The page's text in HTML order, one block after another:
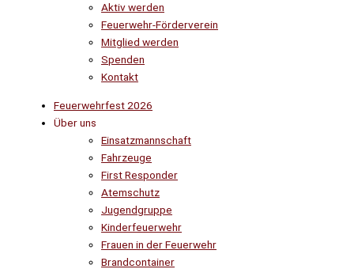
Aktiv werden
Feuerwehr-Förderverein
Mitglied werden
Spenden
Kontakt
Feuerwehrfest 2026
Über uns
Einsatzmannschaft
Fahrzeuge
First Responder
Atemschutz
Jugendgruppe
Kinderfeuerwehr
Frauen in der Feuerwehr
Brandcontainer